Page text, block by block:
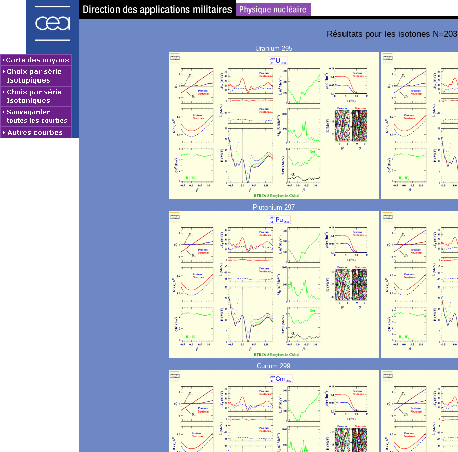
Résultats pour les isotones N=203
Uranium 295
Plutonium 297
Curium 299